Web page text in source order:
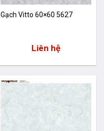
Gạch Vitto 60×60 5627
Liên hệ